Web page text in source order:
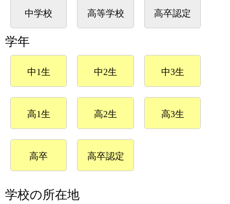
中学校 高等学校 高卒認定
学年
中1生 中2生 中3生
高1生 高2生 高3生
高卒 高卒認定
学校の所在地